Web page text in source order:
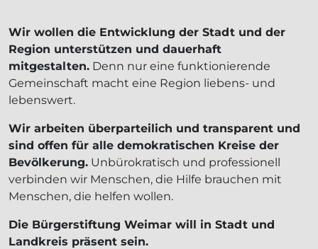
Wir wollen die Entwicklung der Stadt und der
Region unterstützen und dauerhaft
mitgestalten. Denn nur eine funktionierende
Gemeinschaft macht eine Region liebens- und
lebenswert.
Wir arbeiten überparteilich und transparent und
sind offen für alle demokratischen Kreise der
Bevölkerung. Unbürokratisch und professionell
verbinden wir Menschen, die Hilfe brauchen mit
Menschen, die helfen wollen.
Die Bürgerstiftung Weimar will in Stadt und
Landkreis präsent sein.